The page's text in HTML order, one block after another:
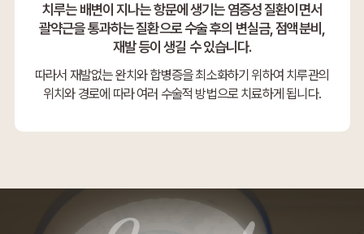
치루는 배변이 지나는 항문에 생기는 염증성 질환이면서
괄약근을 통과하는 질환으로 수술 후의 변실금, 점액분비,
재발 등이 생길 수 있습니다.
따라서 재발없는 완치와 합병증을 최소화하기 위하여 치루관의
위치와 경로에 따라 여러 수술적 방법으로 치료하게 됩니다.